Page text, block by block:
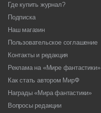
Где купить журнал?
Подписка
Наш магазин
Пользовательское соглашение
Контакты и редакция
Реклама на «Мире фантастики»
Как стать автором МирФ
Награды «Мира фантастики»
Вопросы редакции